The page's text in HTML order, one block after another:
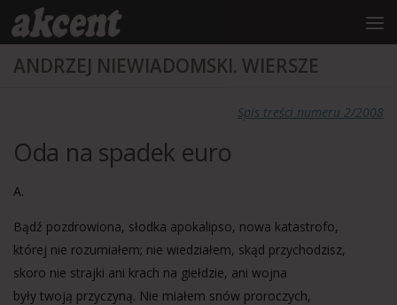
treści
Przejdź do treści
ANDRZEJ NIEWIADOMSKI. WIERSZE
Spis treści numeru 2/2008
Oda na spadek euro
A.
Bądź pozdrowiona, słodka apokalipso, nowa katastrofo,
której nie rozumiałem; nie wiedziałem, skąd przychodzisz,
skoro nie strajki ani krach na giełdzie, ani wojna
były twoją przyczyną. Nie miałem snów proroczych,